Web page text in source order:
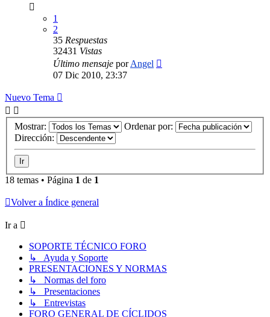
1
2
35 Respuestas
32431 Vistas
Último mensaje porAngel
07 Dic 2010, 23:37
Nuevo Tema
Mostrar:
Ordenar por:
Dirección:
18 temas • Página 1 de 1
Volver a Índice general
Ir a
SOPORTE TÉCNICO FORO
↳ Ayuda y Soporte
PRESENTACIONES Y NORMAS
↳ Normas del foro
↳ Presentaciones
↳ Entrevistas
FORO GENERAL DE CÍCLIDOS